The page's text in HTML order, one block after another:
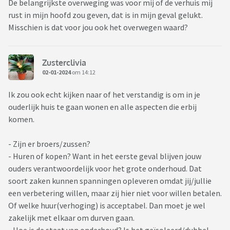
De belangrijkste overweging was voor mij of de verhuis mij
rust in mijn hoofd zou geven, dat is in mijn geval gelukt.
Misschien is dat voor jou ook het overwegen waard?
Zusterclivia
02-01-2024om 14:12
Ik zou ook echt kijken naar of het verstandig is om in je
ouderlijk huis te gaan wonen en alle aspecten die erbij
komen.
- Zijn er broers/zussen?
- Huren of kopen? Want in het eerste geval blijven jouw
ouders verantwoordelijk voor het grote onderhoud. Dat
soort zaken kunnen spanningen opleveren omdat jij/jullie
een verbetering willen, maar zij hier niet voor willen betalen.
Of welke huur(verhoging) is acceptabel. Dan moet je wel
zakelijk met elkaar om durven gaan.